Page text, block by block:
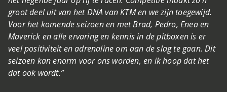
groot deel uit van het DNA van KTM en we zijn toegewijd.
Voor het komende seizoen en met Brad, Pedro, Enea en
Maverick en alle ervaring en kennis in de pitboxen is er
veel positiviteit en adrenaline om aan de slag te gaan. Dit
seizoen kan enorm voor ons worden, en ik hoop dat het
dat ook wordt.”